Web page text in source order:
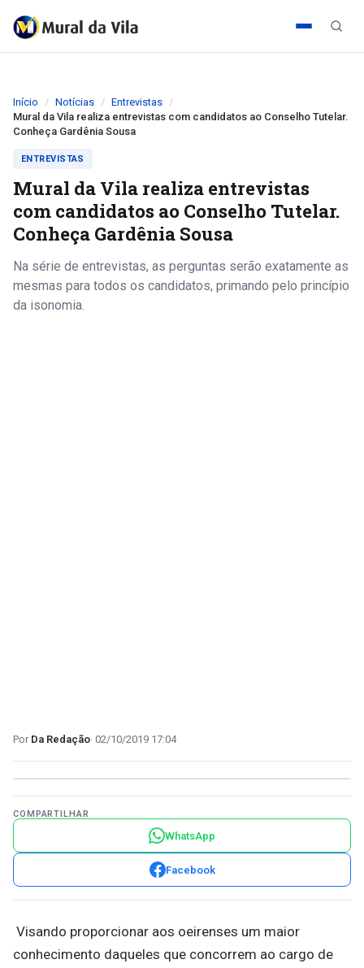
Início Notícias
Entrevistas
Mural da Vila realiza entrevistas com candidatos ao Conselho Tutelar.
Conheça Gardênia Sousa
ENTREVISTAS
Mural da Vila realiza entrevistas
com candidatos ao Conselho Tutelar.
Conheça Gardênia Sousa
Na série de entrevistas, as perguntas serão exatamente as
mesmas para todos os candidatos, primando pelo princípio
da isonomia.
Da Redação 02/10/2019 17:04
COMPARTILHAR
WhatsApp
Facebook
Visando proporcionar aos oeirenses um maior
conhecimento daqueles que concorrem ao cargo de